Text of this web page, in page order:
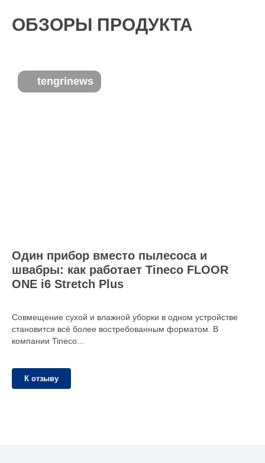
Один прибор вместо пылесоса и
швабры: как работает Tineco FLOOR
ONE i6 Stretch Plus
Совмещение сухой и влажной уборки в одном устройстве
становится всё более востребованным форматом. В
компании Tineco...
К отзыву
tengrinews
ОБЗОРЫ ПРОДУКТА